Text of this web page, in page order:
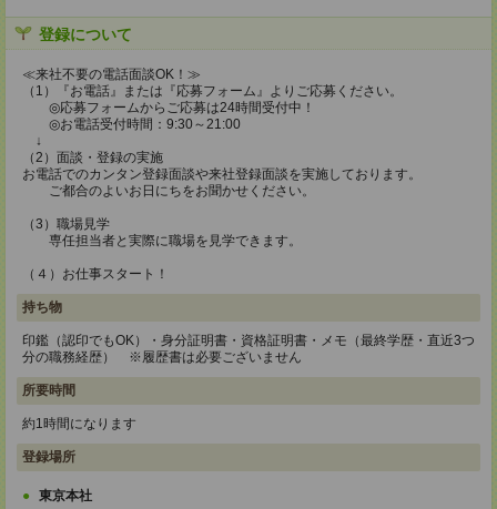
登録について
≪来社不要の電話面談OK！≫
（1）『お電話』または『応募フォーム』よりご応募ください。
◎応募フォームからご応募は24時間受付中！
◎お電話受付時間：9:30～21:00
↓
（2）面談・登録の実施
お電話でのカンタン登録面談や来社登録面談を実施しております。
ご都合のよいお日にちをお聞かせください。
（3）職場見学
専任担当者と実際に職場を見学できます。
（４）お仕事スタート！
持ち物
印鑑（認印でもOK）・身分証明書・資格証明書・メモ（最終学歴・直近3つ
分の職務経歴） ※履歴書は必要ございません
所要時間
約1時間になります
登録場所
東京本社